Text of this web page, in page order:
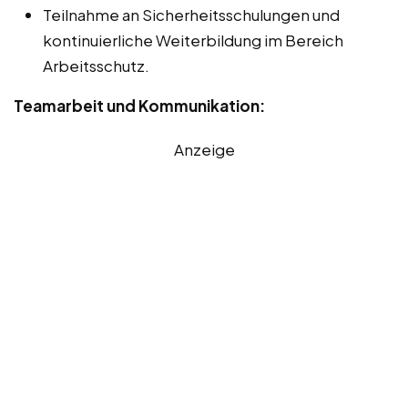
Teilnahme an Sicherheitsschulungen und
kontinuierliche Weiterbildung im Bereich
Arbeitsschutz.
Teamarbeit und Kommunikation:
Anzeige